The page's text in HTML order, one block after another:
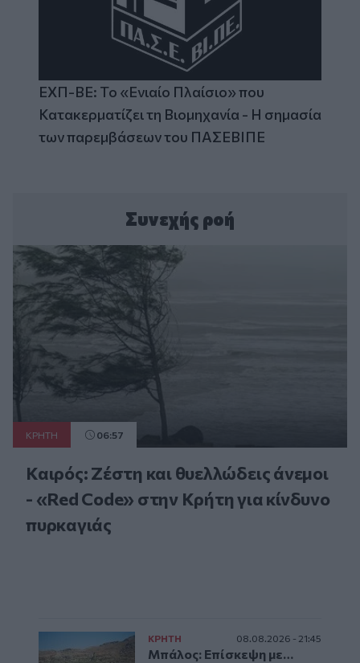
ΕΧΠ-ΒΕ: Το «Ενιαίο Πλαίσιο» που
Κατακερματίζει τη Βιομηχανία - Η σημασία
των παρεμβάσεων του ΠΑΣΕΒΙΠΕ
Συνεχής ροή
ΚΡΗΤΗ 06:57
Καιρός: Ζέστη και θυελλώδεις άνεμοι
- «Red Code» στην Κρήτη για κίνδυνο
πυρκαγιάς
ΚΡΗΤΗ 08.08.2026 - 21:45
Μπάλος: Επίσκεψη με…